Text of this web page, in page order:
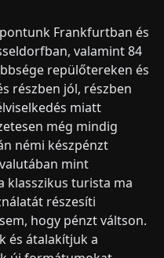
Frankfurtban és
valamint 84
repülőtereken és
részben jól, részben
miatt
még mindig
némi készpénzt
mint
klasszikus turista ma
részesíti
hogy pénzt váltson.
és átalakítjuk a